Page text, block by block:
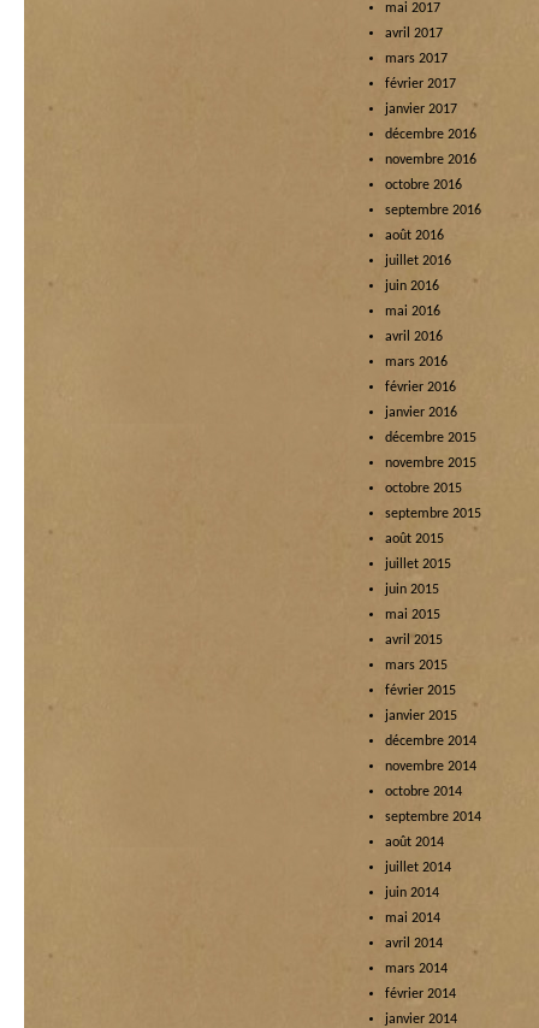
mai 2017
avril 2017
mars 2017
février 2017
janvier 2017
décembre 2016
novembre 2016
octobre 2016
septembre 2016
août 2016
juillet 2016
juin 2016
mai 2016
avril 2016
mars 2016
février 2016
janvier 2016
décembre 2015
novembre 2015
octobre 2015
septembre 2015
août 2015
juillet 2015
juin 2015
mai 2015
avril 2015
mars 2015
février 2015
janvier 2015
décembre 2014
novembre 2014
octobre 2014
septembre 2014
août 2014
juillet 2014
juin 2014
mai 2014
avril 2014
mars 2014
février 2014
janvier 2014